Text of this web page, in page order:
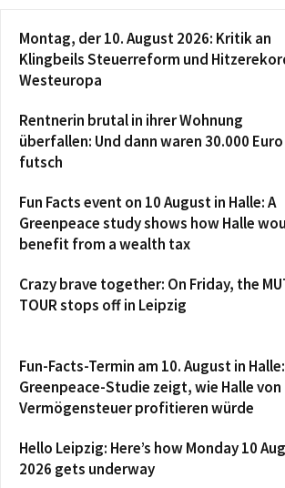
Montag, der 10. August 2026: Kritik an
Klingbeils Steuerreform und
Westeuropa
Rentnerin brutal in ihrer Wohnung
überfallen: Und dann waren 30.000 Euro
futsch
Fun Facts event on 10 August in Halle: A
Greenpeace study shows how Halle
benefit from a wealth tax
Crazy brave together: On Friday, the
TOUR stops off in Leipzig
Fun-Facts-Termin am 10. August in Halle:
Greenpeace-Studie zeigt, wie Halle von
Vermögensteuer profitieren würde
Hello Leipzig: Here’s how Monday 10
2026 gets underway